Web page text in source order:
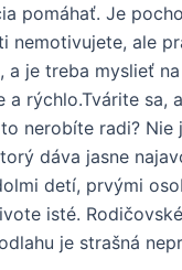
pomáhať. Je
ale
je treba myslieť
rýchlo.Tvárite sa,
nerobíte radi? Nie
dáva jasne
detí, prvými
isté.
je strašná